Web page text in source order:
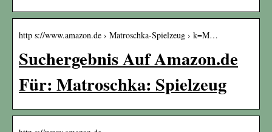
http s://www.amazon.de › Matroschka-Spielzeug › k=M…
Suchergebnis Auf Amazon.de
Für: Matroschka: Spielzeug